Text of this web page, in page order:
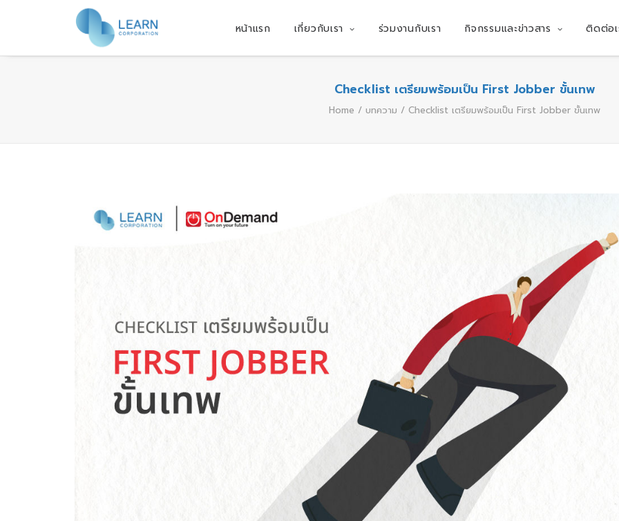
หน้าแรก เกี่ยวกับเรา ร่วมงานกับเรา กิจกรรมและข่าวสาร ติดต่อเ
Checklist เตรียมพร้อมเป็น First Jobber ขั้นเทพ
Home บทความ Checklist เตรียมพร้อมเป็น First Jobber ขั้นเทพ